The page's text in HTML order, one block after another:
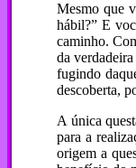
Mesmo que
hábil?” E
caminho.
da
fugindo
descoberta,
A única
para a
origem a